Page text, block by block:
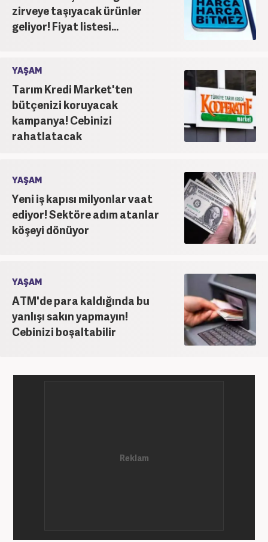
zirveye taşıyacak ürünler
geliyor! Fiyat listesi...
YAŞAM
Tarım Kredi Market'ten
bütçenizi koruyacak
kampanya! Cebinizi
rahatlatacak
YAŞAM
Yeni iş kapısı milyonlar vaat
ediyor! Sektöre adım atanlar
köşeyi dönüyor
YAŞAM
ATM'de para kaldığında bu
yanlışı sakın yapmayın!
Cebinizi boşaltabilir